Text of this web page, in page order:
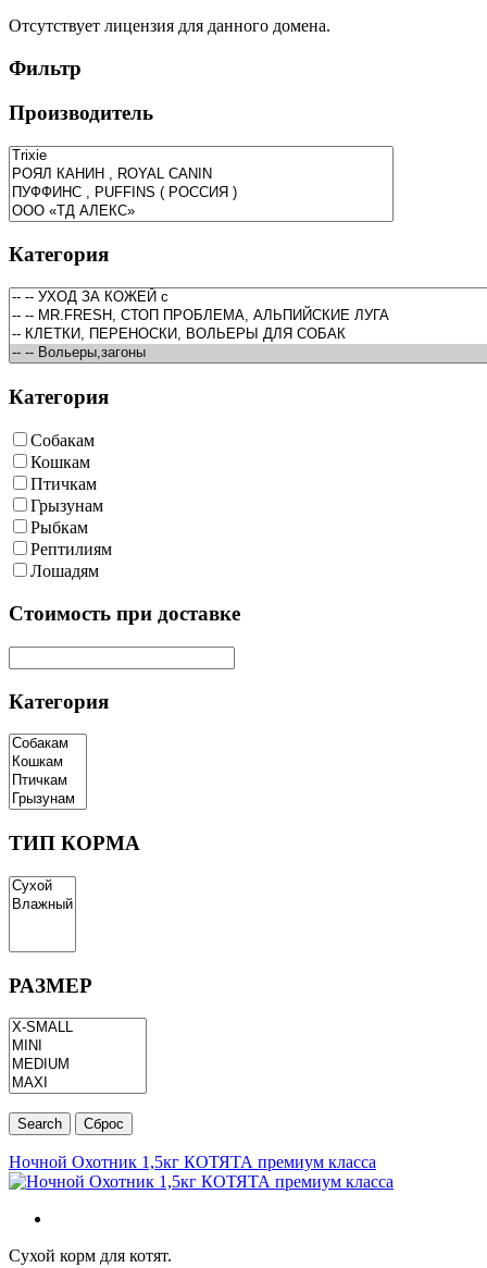
Отсутствует лицензия для данного домена.
Фильтр
Производитель
Категория
Категория
Собакам
Кошкам
Птичкам
Грызунам
Рыбкам
Рептилиям
Лошадям
Cтоимость при доставке
Категория
ТИП КОРМА
РАЗМЕР
Ночной Охотник 1,5кг КОТЯТА премиум класса
Сухой корм для котят.